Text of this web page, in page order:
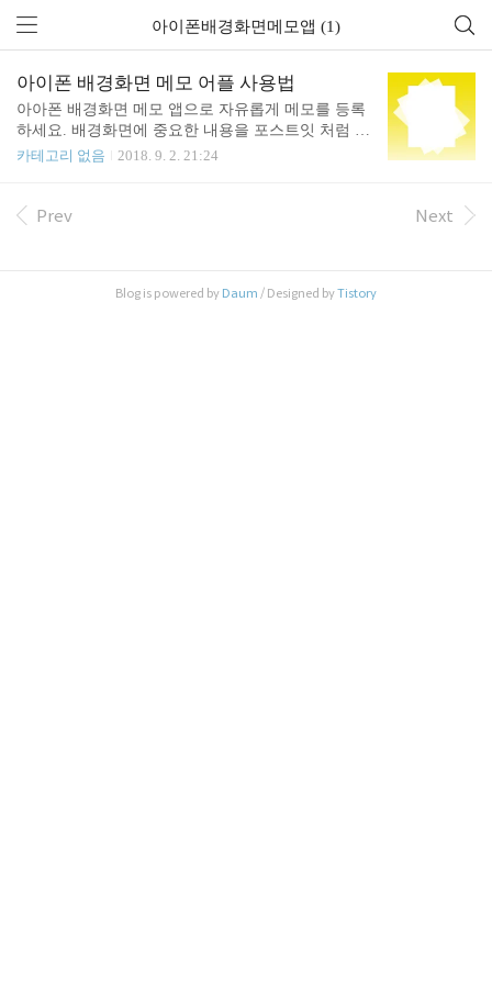
아이폰배경화면메모앱 (1)
아이폰 배경화면 메모 어플 사용법
아아폰 배경화면 메모 앱으로 자유롭게 메모를 등록
하세요. 배경화면에 중요한 내용을 포스트잇 처럼 착
붙일수 있습니다. 매일보는 배경화면에 중요한 일정
사이즈 변경 - 메모 사이즈 및 위치 조절 [아이폰 배
카테고리 없음 2018. 9. 2. 21:24
Prev Next
Blog is powered by Daum / Designed byTistory